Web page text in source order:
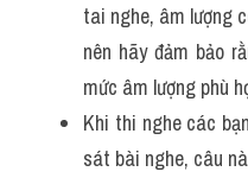
Phân biệt từ
Advice
IELTS Advice
tai nghe, âm lượng
nên hãy đảm bảo
mức âm lượng phù
Khi thi nghe các
sát bài nghe, câu